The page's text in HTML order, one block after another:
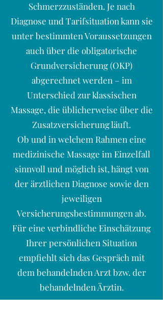
Schmerzzuständen. Je nach
Diagnose und Tarifsituation kann sie
unter bestimmten Voraussetzungen
auch über die obligatorische
Grundversicherung (OKP)
abgerechnet werden – im
Unterschied zur klassischen
Massage, die üblicherweise über die
Zusatzversicherung läuft.
Ob und in welchem Rahmen eine
medizinische Massage im Einzelfall
sinnvoll und möglich ist, hängt von
der ärztlichen Diagnose sowie den
jeweiligen
Versicherungsbestimmungen ab.
Für eine verbindliche Einschätzung
Ihrer persönlichen Situation
empfiehlt sich das Gespräch mit
dem behandelnden Arzt bzw. der
behandelnden Ärztin.